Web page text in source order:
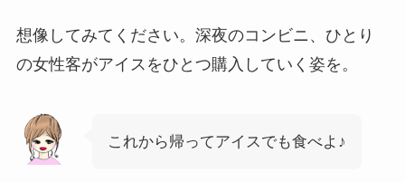
想像してみてください。深夜のコンビニ、ひとり
の女性客がアイスをひとつ購入していく姿を。
これから帰ってアイスでも食べよ♪